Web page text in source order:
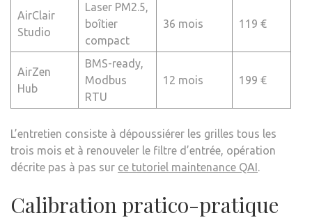
AirClair
Studio
Laser PM2.5,
boîtier
compact
36 mois 119 €
AirZen
Hub
BMS-ready,
Modbus
RTU
12 mois 199 €
L’entretien consiste à dépoussiérer les grilles tous les
trois mois et à renouveler le filtre d’entrée, opération
décrite pas à pas sur ce tutoriel maintenance QAI .
Calibration pratico-pratique